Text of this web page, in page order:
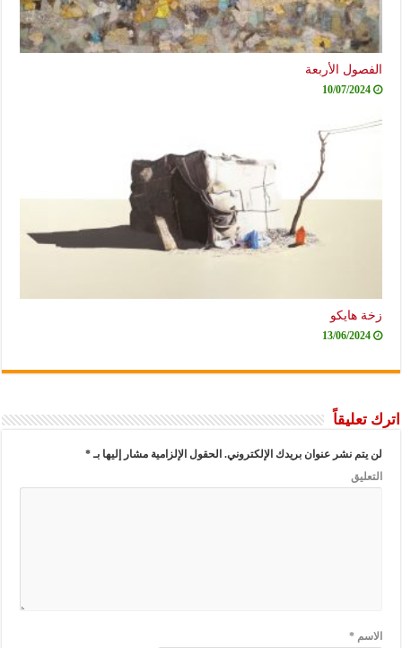
الفصول الأربعة
10/07/2024
زخة هايكو
13/06/2024
اترك تعليقاً
لن يتم نشر عنوان بريدك الإلكتروني. الحقول الإلزامية مشار إليها بـ*
التعليق
الاسم*